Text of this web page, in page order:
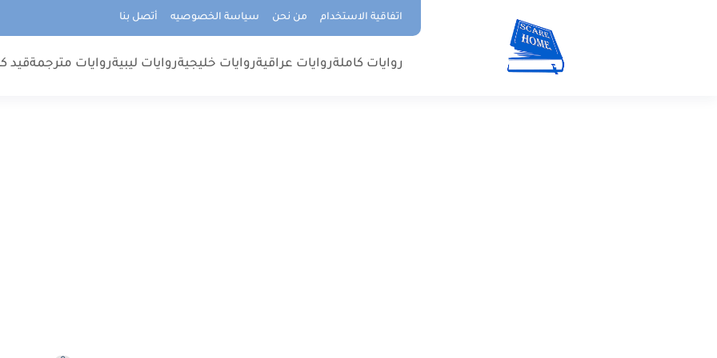
اتفاقية الاستخدام من نحن سياسة الخصوصيه أتصل بنا
روايات كاملةروايات عراقيةروايات خليجيةروايات ليبيةروايات مترجمةقيد